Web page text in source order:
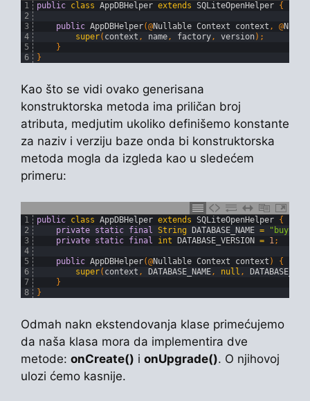
1
2
3
4
5
6
public class AppDBHelper extends SQLiteOpenHelper {
public AppDBHelper(@Nullable Context context , @
super( context , name, factory, version) ;
}
}
Kao što se vidi ovako generisana
konstruktorska metoda ima priličan broj
atributa, medjutim ukoliko definišemo konstante
za naziv i verziju baze onda bi konstruktorska
metoda mogla da izgleda kao u sledećem
primeru:
1
2
3
4
5
6
7
8
public class AppDBHelper extends SQLiteOpenHelper {
private static final String DATABASE_NAME =
private static final int DATABASE_VERSION = 1;
public AppDBHelper(@Nullable Context context )
{
super( context , DATABASE_NAME, null ,
}
}
Odmah nakn ekstendovanja klase primećujemo
da naša klasa mora da implementira dve
metode: onCreate() i onUpgrade(). O njihovoj
ulozi ćemo kasnije.